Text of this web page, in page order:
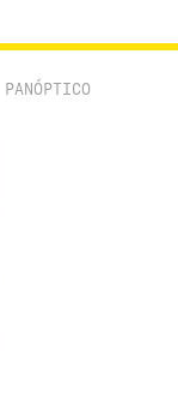
PANÓPTICO